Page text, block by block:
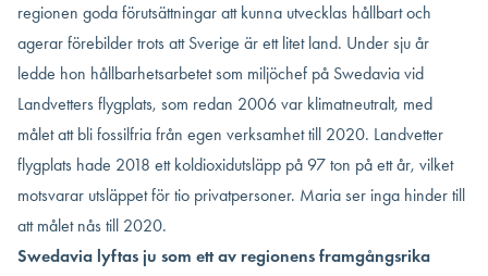
regionen goda förutsättningar att kunna utvecklas hållbart och
agerar förebilder trots att Sverige är ett litet land. Under sju år
ledde hon hållbarhetsarbetet som miljöchef på Swedavia vid
Landvetters flygplats, som redan 2006 var klimatneutralt, med
målet att bli fossilfria från egen verksamhet till 2020. Landvetter
flygplats hade 2018 ett koldioxidutsläpp på 97 ton på ett år, vilket
motsvarar utsläppet för tio privatpersoner. Maria ser inga hinder till
att målet nås till 2020.
Swedavia lyftas ju som ett av regionens framgångsrika